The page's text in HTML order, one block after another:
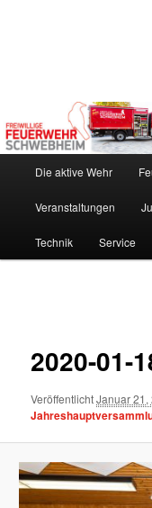
Die aktive Wehr
Veranstaltungen
Technik Service
2020-01-
VeröffentlichtJanuar 21,